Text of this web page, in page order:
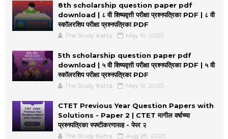
8th scholarship question paper pdf
download | ८ वी शिष्यवृत्ती परीक्षा प्रश्नपत्रिका PDF | ८ वी
स्कॉलरशिप परीक्षा प्रश्नपत्रिका PDF
The Study Katta May 19, 2025
5th scholarship question paper pdf
download | ५ वी शिष्यवृत्ती परीक्षा प्रश्नपत्रिका PDF | ५ वी
स्कॉलरशिप परीक्षा प्रश्नपत्रिका PDF
The Study Katta May 19, 2025
CTET Previous Year Question Papers with
Solutions - Paper 2 | CTET मागील वर्षाच्या
प्रश्नपत्रिका स्पष्टीकरणासह - पेपर २
The Study Katta Aug 28, 2023